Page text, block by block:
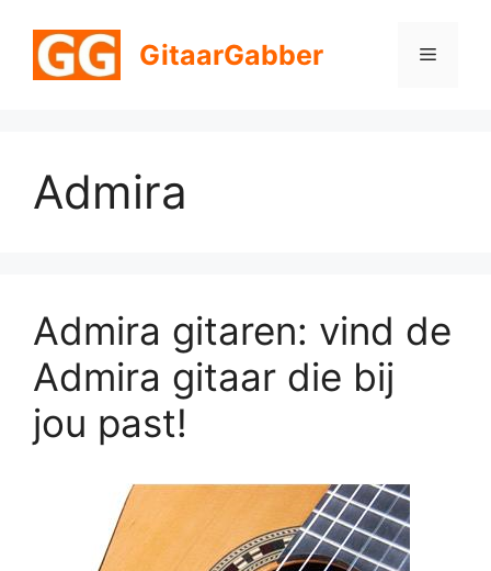
GitaarGabber Menu
Admira
Admira gitaren: vind de
Admira gitaar die bij
jou past!